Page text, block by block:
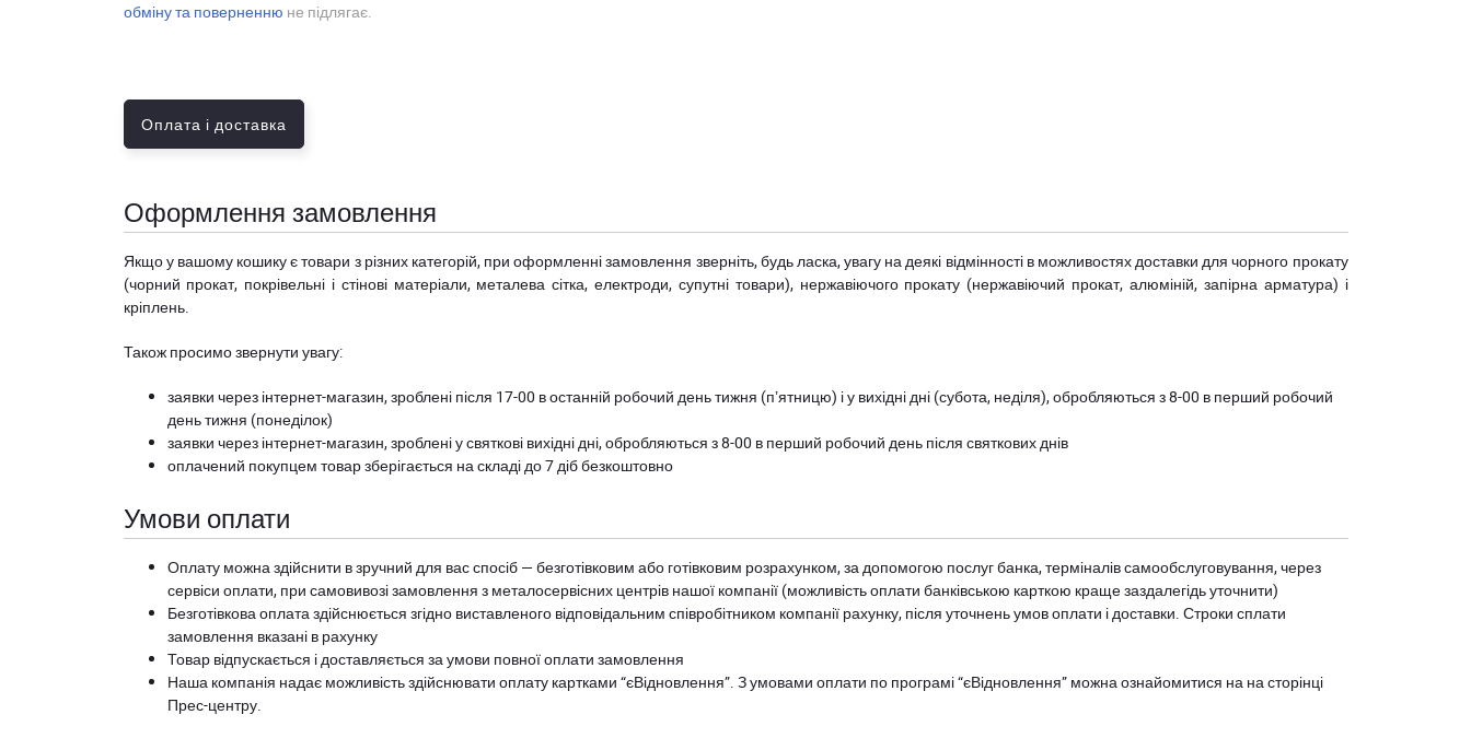
обміну та поверненню не підлягає.
Оплата і доставка
Оформлення замовлення
Якщо у вашому кошику є товари з різних категорій, при оформленні замовлення зверніть, будь ласка, увагу на деякі відмінності в можливостях доставки для чорного прокату
(чорний прокат, покрівельні і стінові матеріали, металева сітка, електроди, супутні товари), нержавіючого прокату (нержавіючий прокат, алюміній, запірна арматура) і
кріплень.
Також просимо звернути увагу:
заявки через інтернет-магазин, зроблені після 17-00 в останній робочий день тижня (пʼятницю) і у вихідні дні (субота, неділя), обробляються з 8-00 в перший робочий
день тижня (понеділок)
заявки через інтернет-магазин, зроблені у святкові вихідні дні, обробляються з 8-00 в перший робочий день після святкових днів
оплачений покупцем товар зберігається на складі до 7 діб безкоштовно
Умови оплати
Оплату можна здійснити в зручний для вас спосіб — безготівковим або готівковим розрахунком, за допомогою послуг банка, терміналів самообслуговування, через
сервіси оплати, при самовивозі замовлення з металосервісних центрів нашої компанії (можливість оплати банківською карткою краще заздалегідь уточнити)
Безготівкова оплата здійснюється згідно виставленого відповідальним співробітником компанії рахунку, після уточнень умов оплати і доставки. Строки сплати
замовлення вказані в рахунку
Товар відпускається і доставляється за умови повної оплати замовлення
Наша компанія надає можливість здійснювати оплату картками “єВідновлення”. З умовами оплати по програмі “єВідновлення” можна ознайомитися на на сторінці
Прес-центру.